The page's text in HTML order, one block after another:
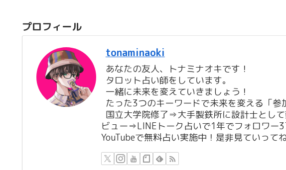
プロフィール
tonaminaoki
あなたの友人、トナミナオキです！
タロット占い師をしています。
一緒に未来を変えていきましょう！
たった3つのキーワードで未来を変える「参
国立大学院修了⇒大手製鉄所に設計士とし
ビュー⇒LINEトーク占いで1年でフォロワー
YouTubeで無料占い実施中！是非見ていって